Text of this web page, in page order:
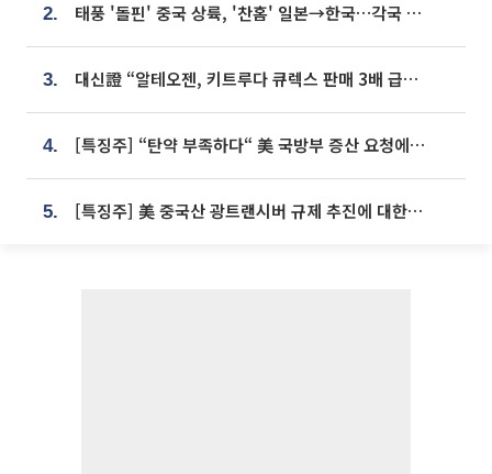
2. 태풍 '돌핀' 중국 상륙, '찬홈' 일본→한국…각국 기상청 예상 경로는?
3. 대신證 “알테오젠, 키트루다 큐렉스 판매 3배 급증…목표가 41만원 상향”
4. [특징주] “탄약 부족하다“ 美 국방부 증산 요청에⋯국내 방산주 급등세
5. [특징주] 美 중국산 광트랜시버 규제 추진에 대한광통신 등 광통신株 강세